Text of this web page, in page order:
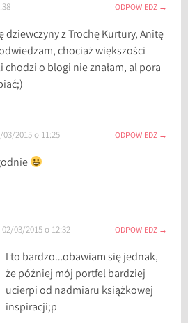
ODPOWIEDZ
dziewczyny z Trochę Kurtury, Anitę
chociaż większości
chodzi o blogi nie znałam, al pora
03/2015 o 11:25 ODPOWIEDZ
02/03/2015 o 12:32 ODPOWIEDZ
I to bardzo…obawiam się jednak,
że później mój portfel bardziej
ucierpi od nadmiaru książkowej
inspiracji;p